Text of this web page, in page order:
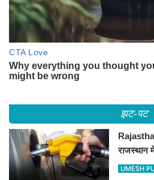
झट-पट
राजस्थान
जानिए
UMESH